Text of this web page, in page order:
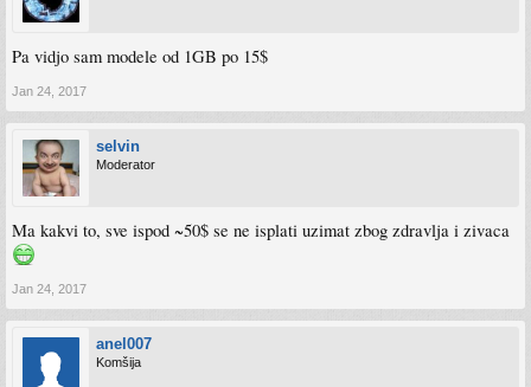
Pa vidjo sam modele od 1GB po 15$
Jan 24, 2017
selvin
Moderator
Ma kakvi to, sve ispod ~50$ se ne isplati uzimat zbog zdravlja i zivaca
Jan 24, 2017
anel007
Komšija